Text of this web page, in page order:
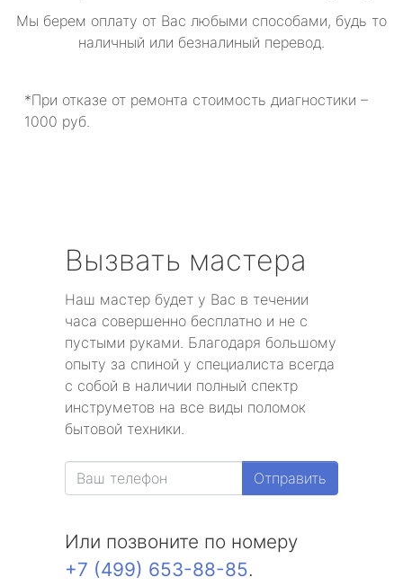
Мы берем оплату от Вас любыми способами, будь то
наличный или безналиный перевод.
*При отказе от ремонта стоимость диагностики –
1000 руб.
Вызвать мастера
Наш мастер будет у Вас в течении
часа совершенно бесплатно и не с
пустыми руками. Благодаря большому
опыту за спиной у специалиста всегда
с собой в наличии полный спектр
инструметов на все виды поломок
бытовой техники.
Отправить
Или позвоните по номеру
+7 (499) 653-88-85.